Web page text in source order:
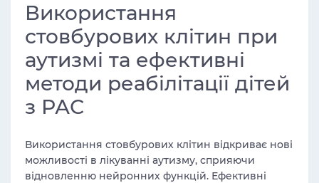
Використання
стовбурових клітин при
аутизмі та ефективні
методи реабілітації дітей
з РАС
Використання стовбурових клітин відкриває нові
можливості в лікуванні аутизму, сприяючи
відновленню нейронних функцій. Ефективні